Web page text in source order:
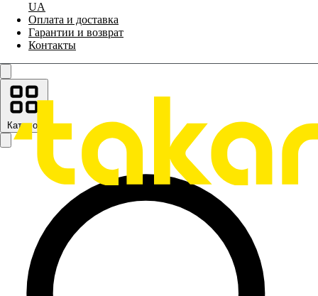
UA
Оплата и доставка
Гарантии и возврат
Контакты
Каталог